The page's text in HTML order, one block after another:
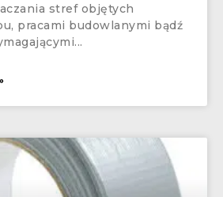
stref objętych
pracami budowlanymi bądź